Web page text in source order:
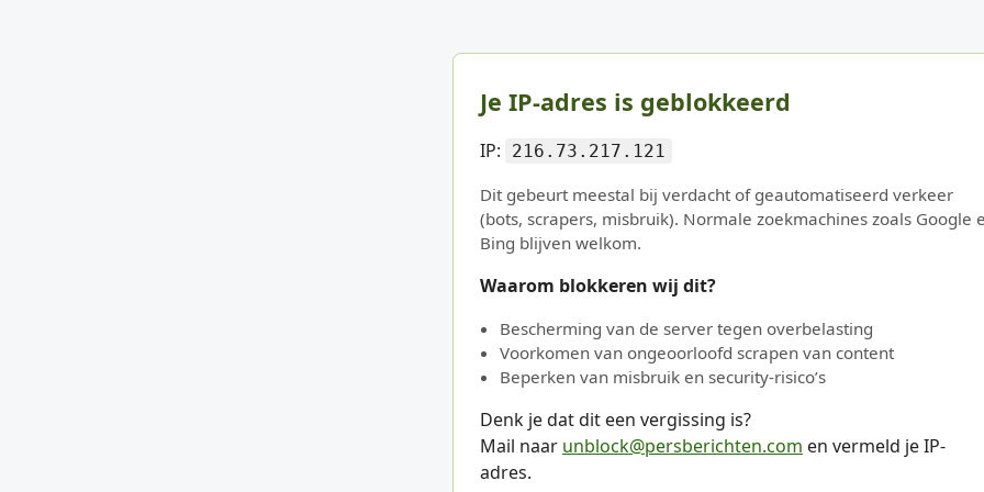
Je IP-adres is geblokkeerd
IP: 216.73.217.121
Dit gebeurt meestal bij verdacht of geautomatiseerd verkeer
(bots, scrapers, misbruik). Normale zoekmachines zoals Google
Bing blijven welkom.
Waarom blokkeren wij dit?
Bescherming van de server tegen overbelasting
Voorkomen van ongeoorloofd scrapen van content
Beperken van misbruik en security-risico’s
Denk je dat dit een vergissing is?
Mail naar unblock@persberichten.com en vermeld je IP-
adres.